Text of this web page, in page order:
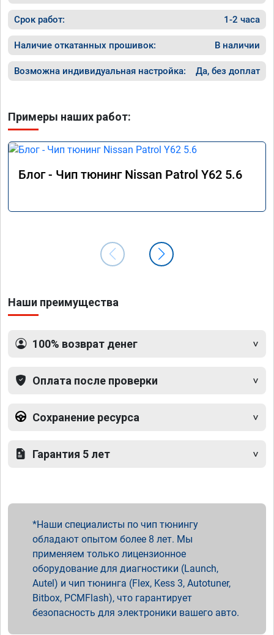
Срок работ: 1-2 часа
Наличие откатанных прошивок: В наличии
Возможна индивидуальная настройка: Да, без доплат
Примеры наших работ:
Блог - Чип тюнинг Nissan Patrol Y62 5.6
Наши преимущества
100% возврат денег
Оплата после проверки
Сохранение ресурса
Гарантия 5 лет
Наши специалисты по чип тюнингу
обладают опытом более 8 лет. Мы
применяем только лицензионное
оборудование для диагностики (Launch,
Autel) и чип тюнинга (Flex, Kess 3, Autotuner,
Bitbox, PCMFlash), что гарантирует
безопасность для электроники вашего авто.